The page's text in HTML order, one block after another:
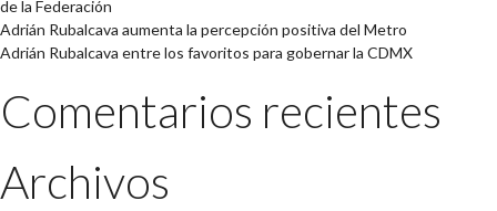
de la Federación
Adrián Rubalcava aumenta la percepción positiva del Metro
Adrián Rubalcava entre los favoritos para gobernar la CDMX
Comentarios recientes
Archivos